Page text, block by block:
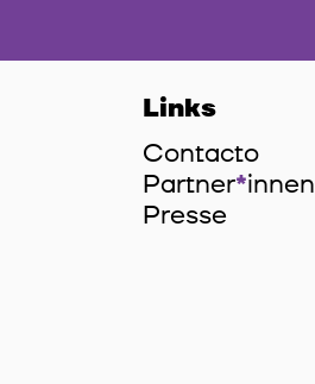
Links
Contacto
Partner*innen
Presse